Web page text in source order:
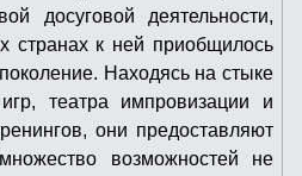
досуговой деятельности,
странах к ней приобщилось
Находясь на стыке
театра импровизации и
они предоставляют
возможностей не